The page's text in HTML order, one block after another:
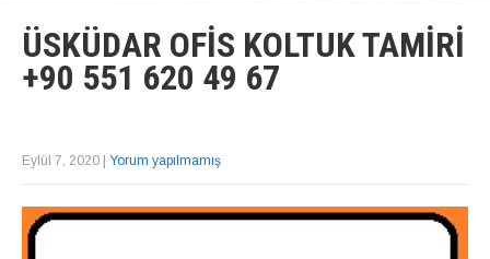
ÜSKÜDAR OFIS KOLTUK TAMIRI
+90 551 620 49 67
Eylül 7, 2020 | Yorum yapılmamış